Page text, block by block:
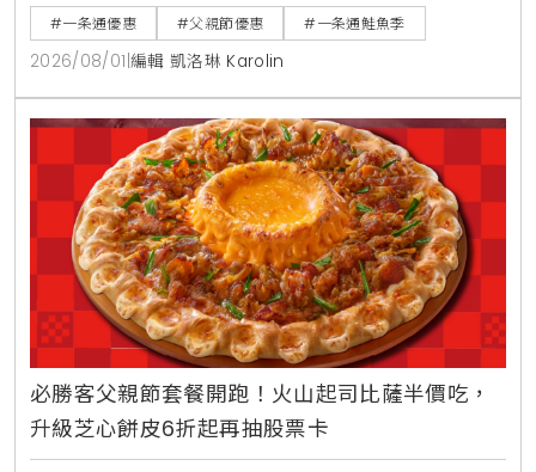
品，同步推出父親節增量優惠活動。
#一条通優惠 #父親節優惠 #一条通鮭魚季
2026/08/01 編輯 凱洛琳 Karolin
必勝客父親節套餐開跑！火山起司比薩半價吃，
升級芝心餅皮6折起再抽股票卡